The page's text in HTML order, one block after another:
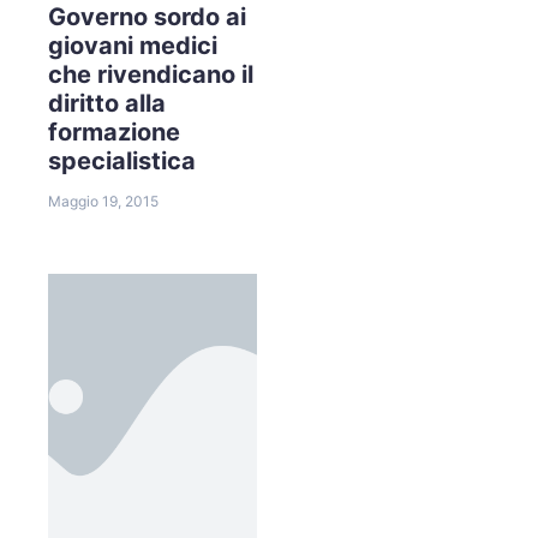
Governo sordo ai
giovani medici
che rivendicano il
diritto alla
formazione
specialistica
Maggio 19, 2015